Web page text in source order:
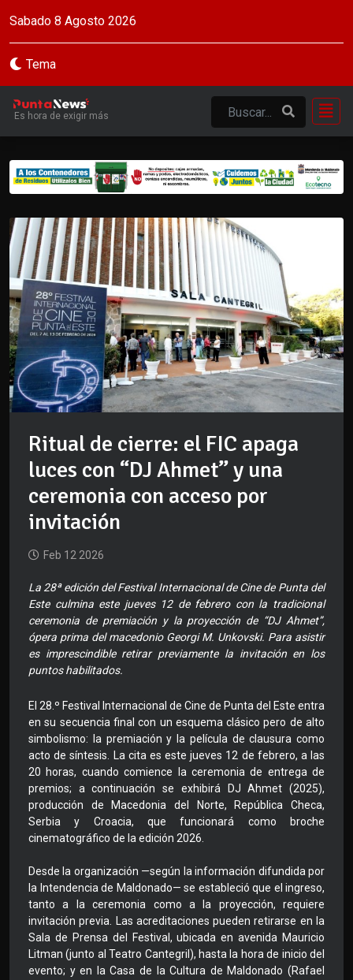
Sabado 8 Agosto 2026
Tema
Es hora de exigir más
Ritual de cierre: el FIC apaga
luces con “DJ Ahmet” y una
ceremonia con acceso por
invitación
Feb 12 2026
La 28ª edición del Festival Internacional de Cine de Punta del
Este culmina este jueves 12 de febrero con la tradicional
ceremonia de premiación y la proyección de “DJ Ahmet”,
ópera prima del macedonio Georgi M. Unkovski. Para asistir
es imprescindible retirar previamente la invitación en los
puntos habilitados.
El 28.º Festival Internacional de Cine de Punta del Este entra
en su secuencia final con un esquema clásico pero de alto
simbolismo: la premiación y la película de clausura como
acto de síntesis. La cita es este jueves 12 de febrero, a las
20 horas, cuando comience la ceremonia de entrega de
premios; a continuación se exhibirá DJ Ahmet (2025),
producción de Macedonia del Norte, República Checa,
Serbia y Croacia, que funcionará como broche
cinematográfico de la edición 2026.
Desde la organización —según la información difundida por
la Intendencia de Maldonado— se estableció que el ingreso,
tanto a la ceremonia como a la proyección, requiere
invitación previa. Las acreditaciones pueden retirarse en la
Sala de Prensa del Festival, ubicada en avenida Mauricio
Litman (junto al Teatro Cantegril), hasta la hora de inicio del
evento; y en la Casa de la Cultura de Maldonado (Rafael